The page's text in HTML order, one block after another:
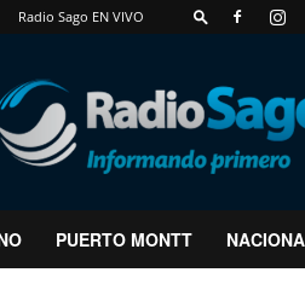
Radio Sago EN VIVO
RadioSago
PUERTO MONTT